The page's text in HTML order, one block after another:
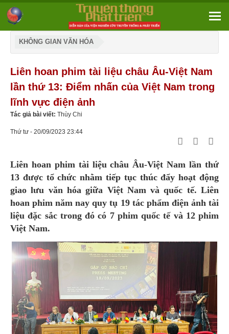
KHÔNG GIAN VĂN HÓA
Liên hoan phim tài liệu châu Âu-Việt Nam
lần thứ 13: Điểm nhấn của Việt Nam trong
lĩnh vực điện ảnh
Tác giả bài viết: Thùy Chi
Thứ tư - 20/09/2023 23:44
Liên hoan phim tài liệu châu Âu-Việt Nam lần thứ
13 được tổ chức nhằm tiếp tục thúc đẩy hoạt động
giao lưu văn hóa giữa Việt Nam và quốc tế. Liên
hoan phim năm nay quy tụ 19 tác phẩm điện ảnh tài
liệu đặc sắc trong đó có 7 phim quốc tế và 12 phim
Việt Nam.